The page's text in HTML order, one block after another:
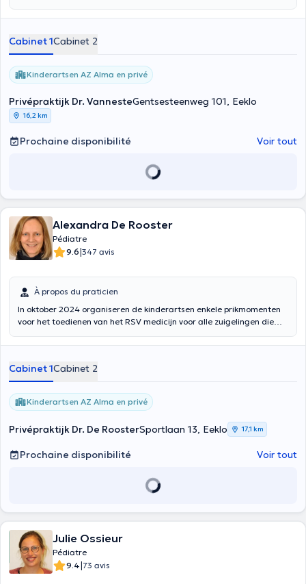
hiervoor kunnen gemaakt worden via de agenda "Kinderartsen AZ
Cabinet 1Cabinet 2
Kinderartsen AZ Alma en privé
Privépraktijk Dr. VannesteGentsesteenweg 101, Eeklo
16,2 km
Prochaine disponibilité Voir tout
Alexandra De Rooster
Pédiatre
9.6|347 avis
À propos du praticien
In oktober 2024 organiseren de kinderartsen enkele prikmomenten
voor het toedienen van het RSV medicijn voor alle zuigelingen die
hiervoor kunnen gemaakt worden via de agenda "Kinderartsen AZ
Cabinet 1Cabinet 2
Kinderartsen AZ Alma en privé
Privépraktijk Dr. De RoosterSportlaan 13, Eeklo 17,1 km
Prochaine disponibilité Voir tout
Julie Ossieur
Pédiatre
9.4|73 avis